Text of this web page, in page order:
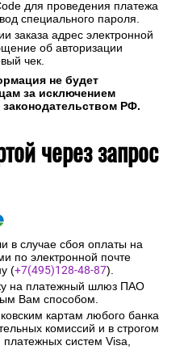
для проведения платежа
специального пароля.
заказа адрес электронной
об авторизации
чек.
не будет
за исключением
РФ.
через запрос
в случае сбоя оплаты на
по электронной почте
(+7(495)128-48-87).
на платежный шлюз ПАО
Вам способом.
картам любого банка
комиссий и в строгом
платежных систем Visa,